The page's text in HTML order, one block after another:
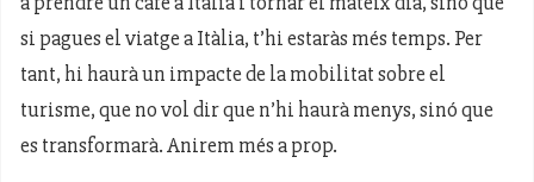
si pagues el viatge a Itàlia, t’hi estaràs més temps. Per
tant, hi haurà un impacte de la mobilitat sobre el
turisme, que no vol dir que n’hi haurà menys, sinó que
es transformarà. Anirem més a prop.